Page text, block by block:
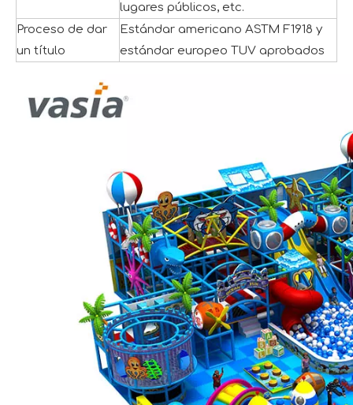
lugares públicos, etc.
Proceso de dar
un título
Estándar americano ASTM F1918 y
estándar europeo TUV aprobados